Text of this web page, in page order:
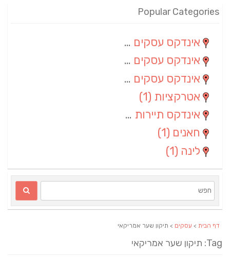
Popular Categories
אינדקס עסקים מרחבי
אינדקס עסקים מקומי
אינדקס עסקים ארצי
אטרקציות (1)
אינדקס תיירות ארצי
חאנים (1)
לינה (1)
דף הבית > עסקים > תיקון שער אמריקאי
Tag: תיקון שער אמריקאי